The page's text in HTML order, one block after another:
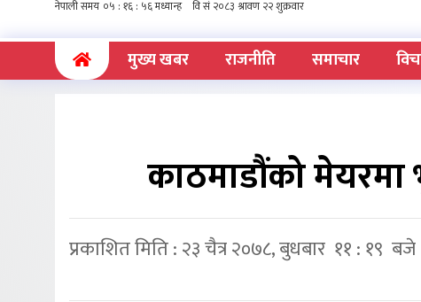
(current)मुख्य खबर राजनीति समाचार
काठमाडौंको
प्रकाशित मिति : २३ चैत्र २०७८, बुधबार ११ : १९ बजे